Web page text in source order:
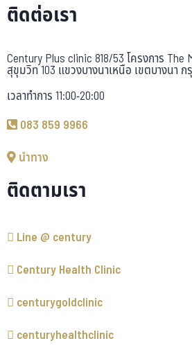
ติดต่อเรา
Century Plus clinic 818/53 โครงการ
สุขุมวิท 103 แขวงบางนาเหนือ เขตบางนา
เวลาทำการ 11:00-20:00
083 859 9966
นำทาง
ติดตามเรา
Line @ century
Century Health Clinic
centurygoldclinic
centuryhealthclinic